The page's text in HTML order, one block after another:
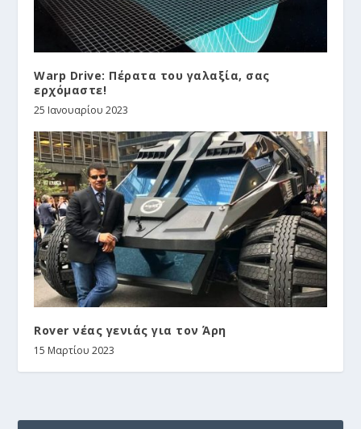
Warp Drive: Πέρατα του γαλαξία, σας
ερχόμαστε!
25 Ιανουαρίου 2023
Rover νέας γενιάς για τον Άρη
15 Μαρτίου 2023